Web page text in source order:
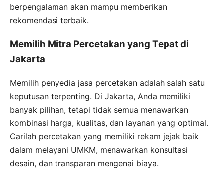
berpengalaman akan mampu memberikan
rekomendasi terbaik.
Memilih Mitra Percetakan yang Tepat di
Jakarta
Memilih penyedia jasa percetakan adalah salah satu
keputusan terpenting. Di Jakarta, Anda memiliki
banyak pilihan, tetapi tidak semua menawarkan
kombinasi harga, kualitas, dan layanan yang optimal.
Carilah percetakan yang memiliki rekam jejak baik
dalam melayani UMKM, menawarkan konsultasi
desain, dan transparan mengenai biaya.